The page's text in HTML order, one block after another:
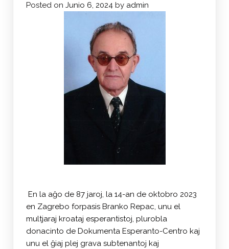
Posted on Junio 6, 2024 by admin
En la aĝo de 87 jaroj, la 14-an de oktobro 2023
en Zagrebo forpasis Branko Repac, unu el
multjaraj kroataj esperantistoj, plurobla
donacinto de Dokumenta Esperanto-Centro kaj
unu el ĝiaj plej grava subtenantoj kaj